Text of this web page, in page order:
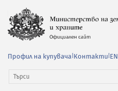
Профил на купувача Контакти EN